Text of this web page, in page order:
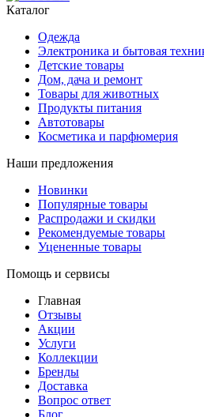
Каталог
Одежда
Электроника и бытовая
Детские товары
Дом, дача и ремонт
Товары для животных
Продукты питания
Автотовары
Косметика и парфюмерия
Наши предложения
Новинки
Популярные товары
Распродажи и скидки
Рекомендуемые товары
Уцененные товары
Помощь и сервисы
Главная
Отзывы
Акции
Услуги
Коллекции
Бренды
Доставка
Вопрос ответ
Блог